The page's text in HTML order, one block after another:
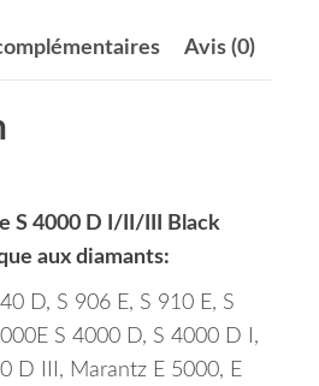
Avis (0)
S 4000 D I/II/III Black
aux diamants:
D, S 906 E, S 910 E, S
S 4000 D, S 4000 D I,
D III, Marantz E 5000, E